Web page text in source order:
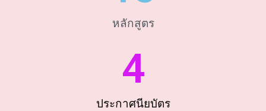
หลักสูตร
ประกาศนียบัตร
4